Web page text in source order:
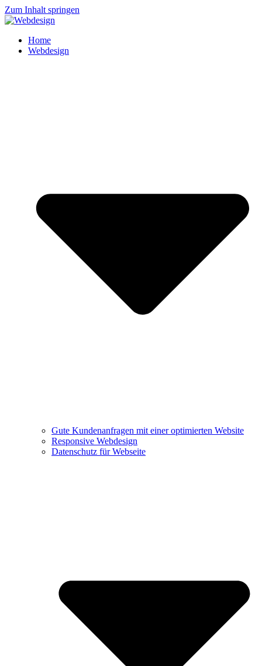
Zum Inhalt springen
Home
Webdesign
Gute Kundenanfragen mit einer optimierten Website
Responsive Webdesign
Datenschutz für Webseite